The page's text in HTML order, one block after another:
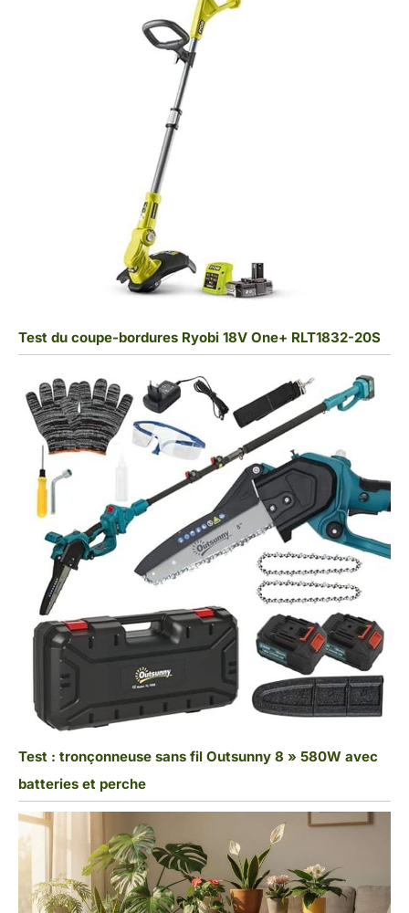
Test du coupe-bordures Ryobi 18V One+ RLT1832-20S
Test : tronçonneuse sans fil Outsunny 8 » 580W avec
batteries et perche